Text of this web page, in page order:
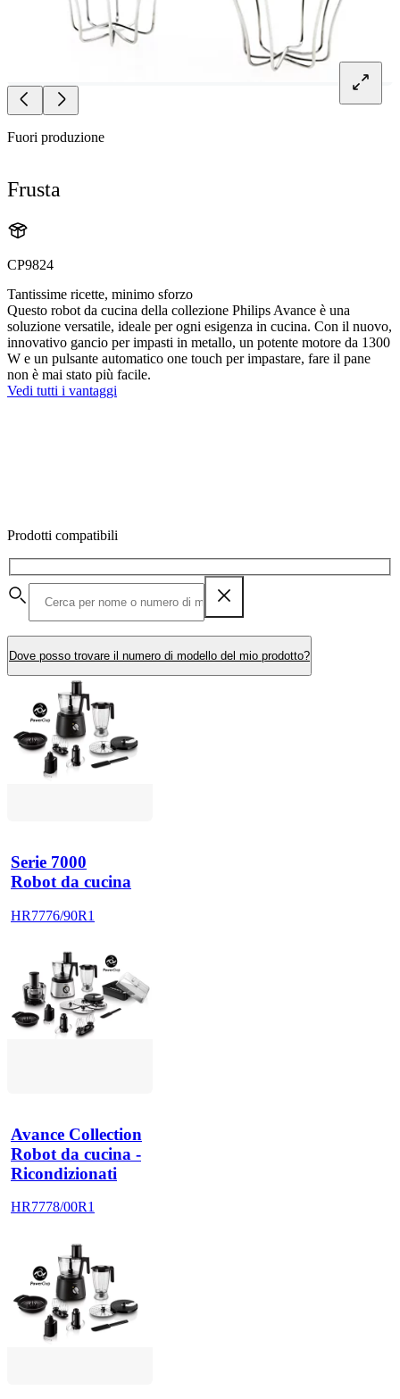
Fuori produzione
Frusta
CP9824
Tantissime ricette, minimo sforzo
Questo robot da cucina della collezione Philips Avance è una
soluzione versatile, ideale per ogni esigenza in cucina. Con il nuovo,
innovativo gancio per impasti in metallo, un potente motore da 1300
W e un pulsante automatico one touch per impastare, fare il pane
non è mai stato più facile.
Vedi tutti i vantaggi
Prodotti compatibili
Dove posso trovare il numero di modello del mio prodotto?
Serie 7000
Robot da cucina
HR7776/90R1
Avance Collection
Robot da cucina -
Ricondizionati
HR7778/00R1